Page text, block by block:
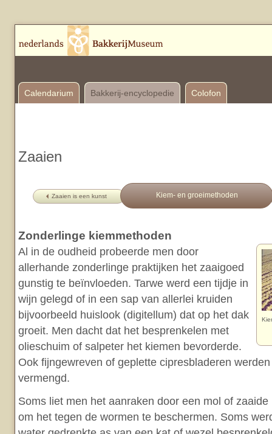
Calendarium Bakkerij-encyclopedie Colofon
Zaaien
Zaaien is een kunst Kiem- en groeimethoden
Zonderlinge kiemmethoden
Al in de oudheid probeerde men door
allerhande zonderlinge praktijken het zaaigoed
gunstig te beïnvloeden. Tarwe werd een tijdje in
wijn gelegd of in een sap van allerlei kruiden
bijvoorbeeld huislook (digitellum) dat op het dak
groeit. Men dacht dat het besprenkelen met
olieschuim of salpeter het kiemen bevorderde.
Ook fijngewreven of geplette cipresbladeren
vermengd.
Soms liet men het aanraken door een mol of
om het tegen de wormen te beschermen. Soms